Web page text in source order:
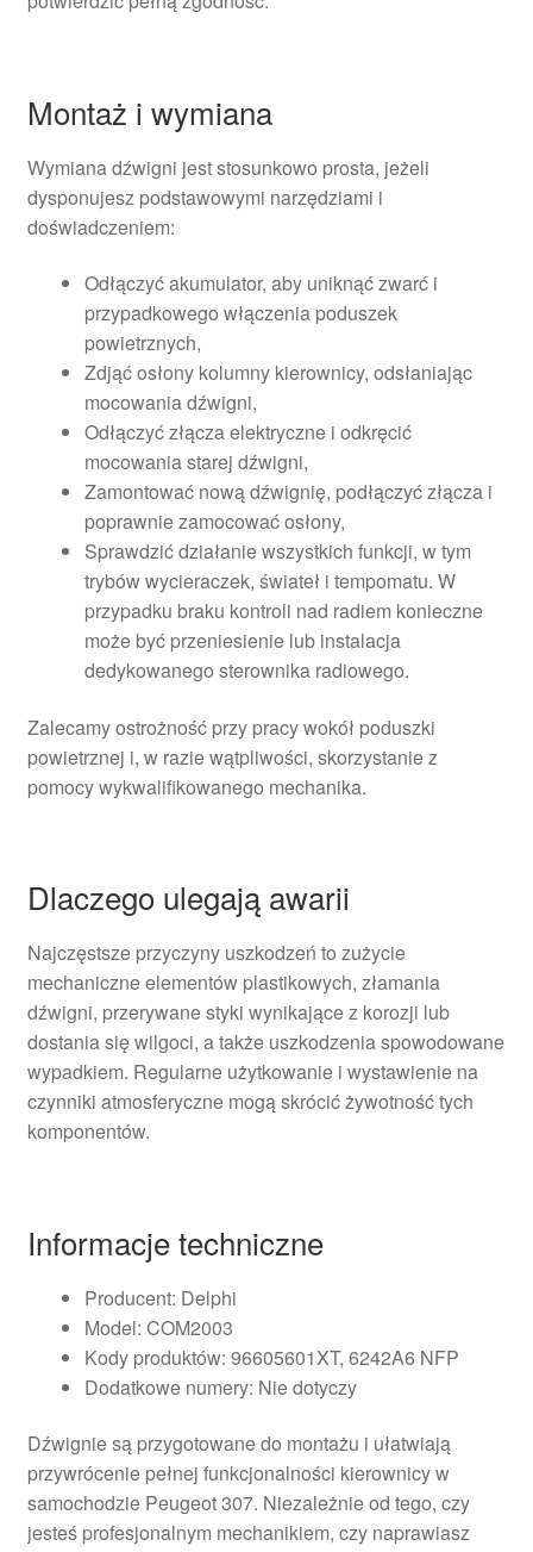
Montaż i wymiana
Wymiana dźwigni jest stosunkowo prosta, jeżeli
dysponujesz podstawowymi narzędziami i
doświadczeniem:
Odłączyć akumulator, aby uniknąć zwarć i
przypadkowego włączenia poduszek
powietrznych,
Zdjąć osłony kolumny kierownicy, odsłaniając
mocowania dźwigni,
Odłączyć złącza elektryczne i odkręcić
mocowania starej dźwigni,
Zamontować nową dźwignię, podłączyć złącza i
poprawnie zamocować osłony,
Sprawdzić działanie wszystkich funkcji, w tym
trybów wycieraczek, świateł i tempomatu. W
przypadku braku kontroli nad radiem konieczne
może być przeniesienie lub instalacja
dedykowanego sterownika radiowego.
Zalecamy ostrożność przy pracy wokół poduszki
powietrznej i, w razie wątpliwości, skorzystanie z
pomocy wykwalifikowanego mechanika.
Dlaczego ulegają awarii
Najczęstsze przyczyny uszkodzeń to zużycie
mechaniczne elementów plastikowych, złamania
dźwigni, przerywane styki wynikające z korozji lub
dostania się wilgoci, a także uszkodzenia spowodowane
wypadkiem. Regularne użytkowanie i wystawienie na
czynniki atmosferyczne mogą skrócić żywotność tych
komponentów.
Informacje techniczne
Producent: Delphi
Model: COM2003
Kody produktów: 96605601XT, 6242A6 NFP
Dodatkowe numery: Nie dotyczy
Dźwignie są przygotowane do montażu i ułatwiają
przywrócenie pełnej funkcjonalności kierownicy w
samochodzie Peugeot 307. Niezależnie od tego, czy
jesteś profesjonalnym mechanikiem, czy naprawiasz